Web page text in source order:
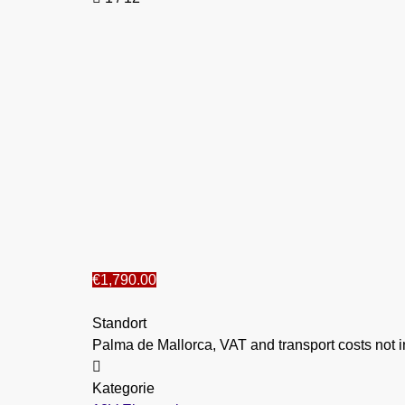
€1,790.00
Standort
Palma de Mallorca, VAT and transport costs not
Kategorie